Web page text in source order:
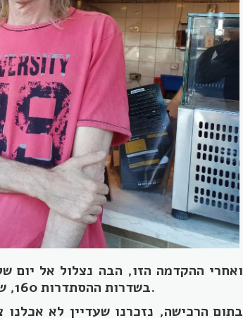
ואחרי ההקדמה הזו, הבה נצלול אל
בשדרות ההסתדרות 160, שם אנו רגילים לרכוש את הקפה הטחון האהוב עלינו.
בתום הרכישה, נזכרנו שעדיין לא